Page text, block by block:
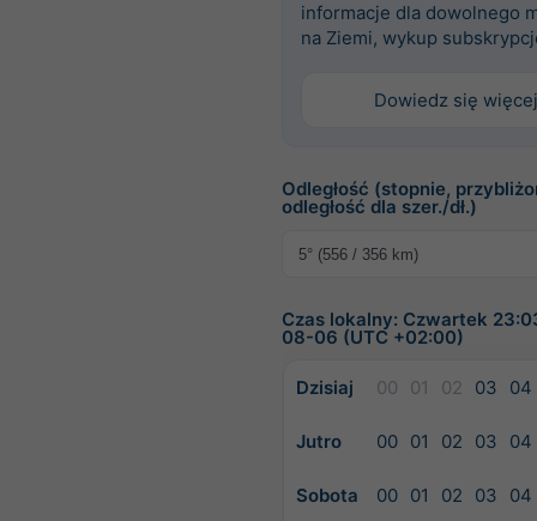
informacje dla dowolnego
na Ziemi, wykup
Dowiedz się więcej
Odległość (stopnie,
odległość dla szer./dł.)
Czas lokalny: Czwartek
08-06 (UTC +02:00)
Dzisiaj 00 01 02 03 04
Jutro 00 01 02 03 04
Sobota 00 01 02 03 04